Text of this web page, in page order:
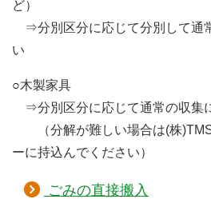
ど）
⇒分別区分に応じて分別して通
い
○木製家具
⇒分別区分に応じて通常の収集
（分解が難しい場合は(株)TMS
ーに持込んでください）
ごみの直接搬入